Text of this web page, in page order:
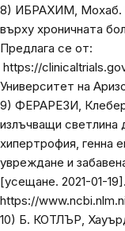
8) ИБРАХИМ, Мохаб.
върху хроничната
Предлага се от:
https://
Университет на
9) ФЕРАРЕЗИ,
излъчващи светлина
хипертрофия, генна
увреждане и
[усещане. 2021-01-
https://
10) Б. КОТЛЪР,